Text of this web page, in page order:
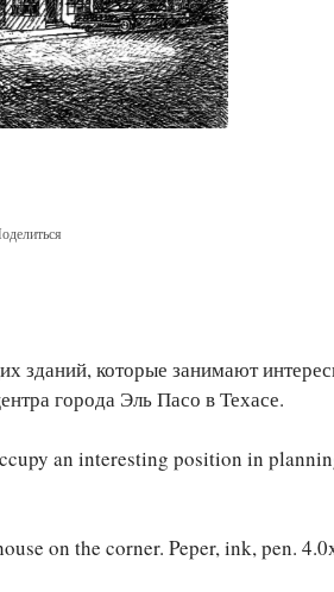
зданий, которые занимают
города Эль Пасо в Техасе.
an interesting position in
on the corner. Peper, ink, pen.